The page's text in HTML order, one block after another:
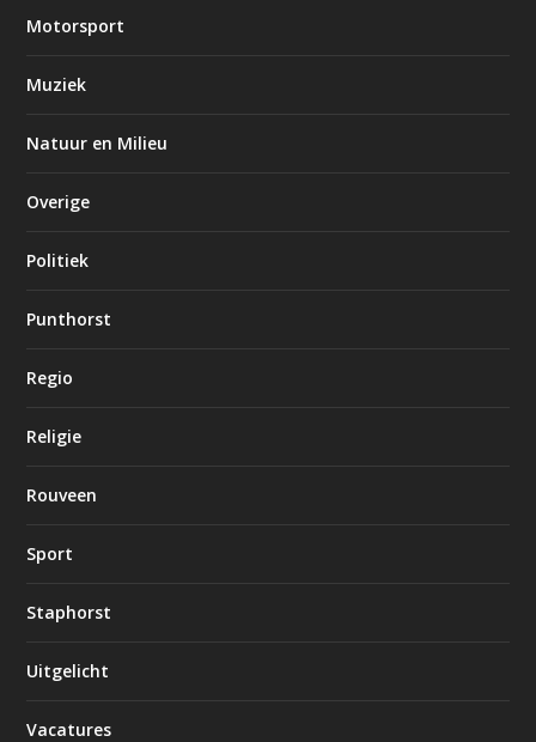
Motorsport
Muziek
Natuur en Milieu
Overige
Politiek
Punthorst
Regio
Religie
Rouveen
Sport
Staphorst
Uitgelicht
Vacatures